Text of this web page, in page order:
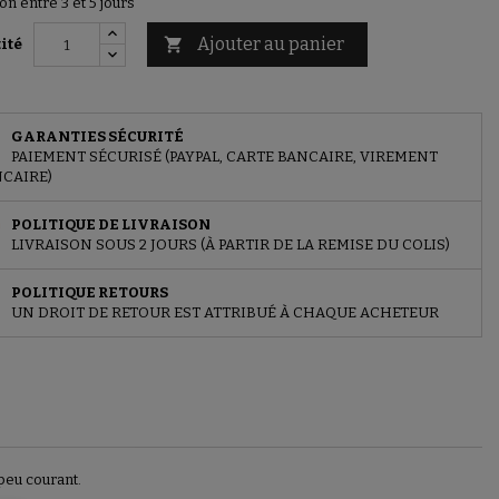
 Ajouter au panier
GARANTIES SÉCURITÉ
PAIEMENT SÉCURISÉ (PAYPAL, CARTE BANCAIRE, VIREMENT
POLITIQUE DE LIVRAISON
LIVRAISON SOUS 2 JOURS (À PARTIR DE LA REMISE DU COLIS)
POLITIQUE RETOURS
UN DROIT DE RETOUR EST ATTRIBUÉ À CHAQUE ACHETEUR
courant.